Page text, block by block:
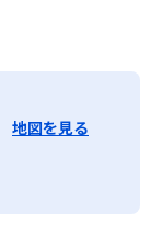
地図を見る